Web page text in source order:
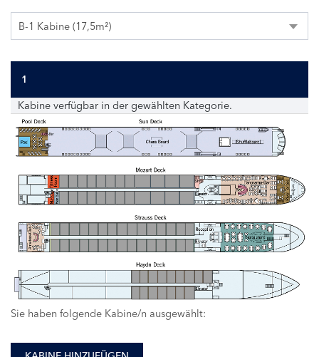
B-1 Kabine (17,5m²)
1
Kabine verfügbar in der gewählten Kategorie.
Sie haben folgende Kabine/n ausgewählt: